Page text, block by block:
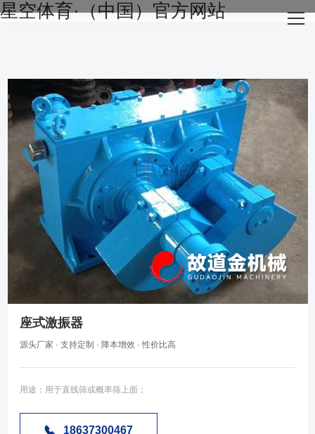
星空体育·（中国）官方网站
网站星空体育·（中国）官方网站
主营产品
成功案例
生产设备
新闻资讯
星空体育·（中国）官方网站-STARSKY SPORT
座式激振器
源头厂家 · 支持定制 · 降本增效 · 性价比高
用途：用于直线筛或概率筛上面；
18637300467